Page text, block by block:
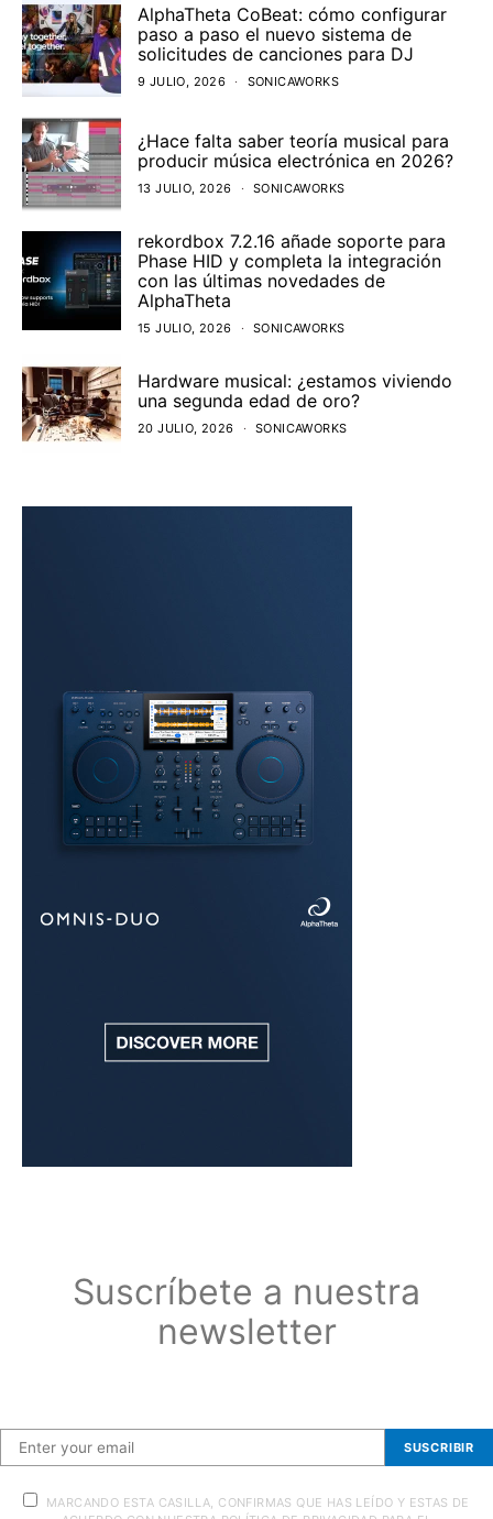
AlphaTheta CoBeat: cómo configurar
paso a paso el nuevo sistema de
solicitudes de canciones para DJ
9 JULIO, 2026 SONICAWORKS
¿Hace falta saber teoría musical para
producir música electrónica en 2026?
13 JULIO, 2026 SONICAWORKS
rekordbox 7.2.16 añade soporte para
Phase HID y completa la integración
con las últimas novedades de
AlphaTheta
15 JULIO, 2026 SONICAWORKS
Hardware musical: ¿estamos viviendo
una segunda edad de oro?
20 JULIO, 2026 SONICAWORKS
Suscríbete a nuestra
newsletter
SUSCRIBIR
MARCANDO ESTA CASILLA, CONFIRMAS QUE HAS LEÍDO Y ESTAS DE